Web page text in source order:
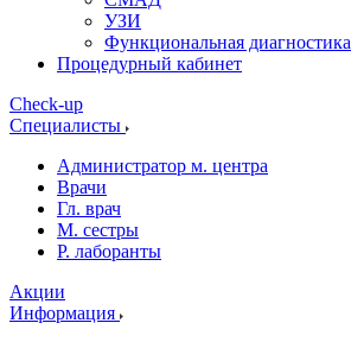
УЗИ
Функциональная диагностика
Процедурный кабинет
Cheсk-up
Специалисты
Администратор м. центра
Врачи
Гл. врач
М. сестры
Р. лаборанты
Акции
Информация